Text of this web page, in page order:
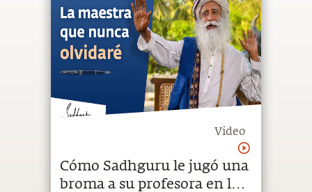
Video
Cómo Sadhguru le jugó una
broma a su profesora en la